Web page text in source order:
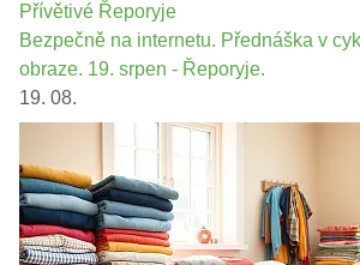
Přívětivé Řeporyje
Bezpečně na internetu. Přednáška v
obraze. 19. srpen - Řeporyje.
19. 08.